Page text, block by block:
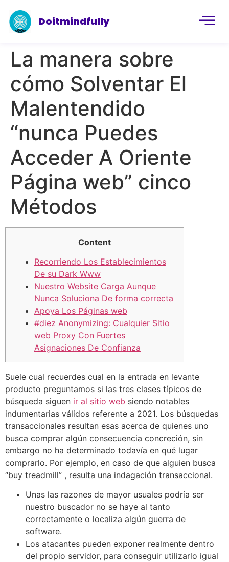
Doitmindfully
La manera sobre
cómo Solventar El
Malentendido
“nunca Puedes
Acceder A Oriente
Página web” cinco
Métodos
Content
Recorriendo Los Establecimientos
De su Dark Www
Nuestro Website Carga Aunque
Nunca Soluciona De forma correcta
Apoya Los Páginas web
#diez Anonymizing: Cualquier Sitio
web Proxy Con Fuertes
Asignaciones De Confianza
Suele cual recuerdes cual en la entrada en levante
producto preguntamos si las tres clases tí­picos de
búsqueda siguen ir al sitio web siendo notables
indumentarias válidos referente a 2021. Los búsquedas
transaccionales resultan esas acerca de quienes uno
busca comprar algún consecuencia concreción, sin
embargo no ha determinado todavía en qué lugar
comprarlo. Por ejemplo, en caso de que alguien busca
“buy treadmill” , resulta una indagación transaccional.
Unas las razones de mayor usuales podrí­a ser
nuestro buscador no se haye al tanto
correctamente o localiza algún guerra de
software.
Los atacantes pueden exponer realmente dentro
del propio servidor, para conseguir utilizarlo igual